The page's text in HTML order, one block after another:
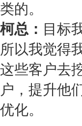
类的。
柯总： 目标
所以我觉得
这些客户去
户，提升他
优化。